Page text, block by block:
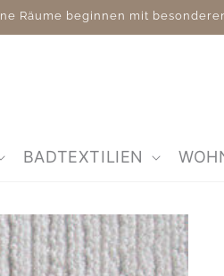
Räume beginnen mit
BADTEXTILIEN